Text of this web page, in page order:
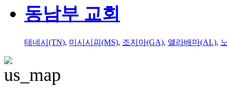
동남부 교회
테네시(TN), 미시시피(MS), 조지아(GA), 앨라배마(AL),